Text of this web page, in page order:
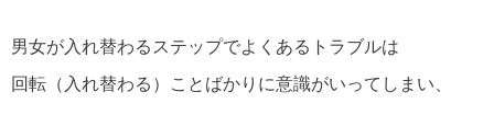
男女が入れ替わるステップでよくあるトラブルは
回転（入れ替わる）ことばかりに意識がいってしまい、